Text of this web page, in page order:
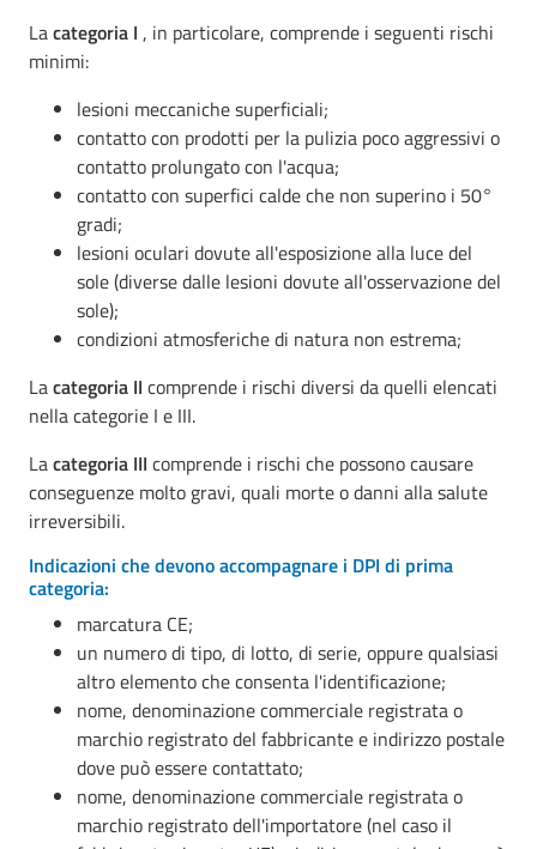
Lacategoria I , in particolare, comprende i seguenti rischi
minimi:
lesioni meccaniche superficiali;
contatto con prodotti per la pulizia poco aggressivi o
contatto prolungato con l'acqua;
contatto con superfici calde che non superino i 50°
gradi;
lesioni oculari dovute all'esposizione alla luce del
sole (diverse dalle lesioni dovute all'osservazione del
sole);
condizioni atmosferiche di natura non estrema;
Lacategoria II comprende i rischi diversi da quelli elencati
nella categorie I e III.
Lacategoria III comprende i rischi che possono causare
conseguenze molto gravi, quali morte o danni alla salute
irreversibili.
Indicazioni che devono accompagnare i DPI di prima
categoria:
marcatura CE;
un numero di tipo, di lotto, di serie, oppure qualsiasi
altro elemento che consenta l'identificazione;
nome, denominazione commerciale registrata o
marchio registrato del fabbricante e indirizzo postale
dove può essere contattato;
nome, denominazione commerciale registrata o
marchio registrato dell'importatore (nel caso il